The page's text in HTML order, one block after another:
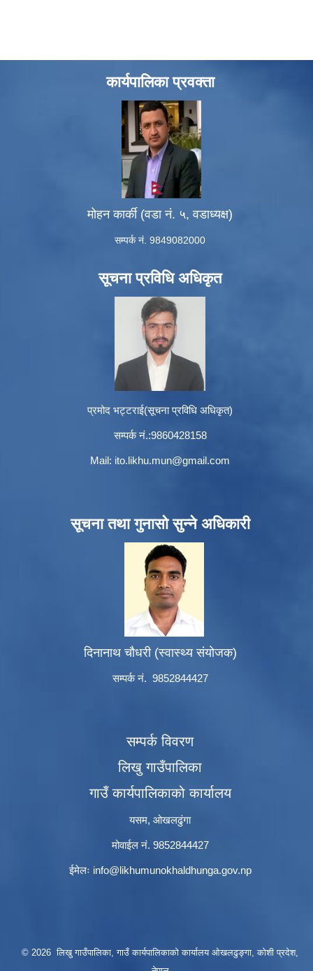
कार्यपालिका प्रवक्ता
मोहन कार्की (वडा नं. ५, वडाध्यक्ष)
सम्पर्क नं. 9849082000
सूचना प्रविधि अधिकृत
प्रमोद भट्टराई(सूचना प्रविधि अधिकृत)
सम्पर्क नं.:9860428158
Mail: ito.likhu.mun@gmail.com
सूचना तथा गुनासो सुन्ने अधिकारी
दिनानाथ चौधरी (स्वास्थ्य संयोजक)
सम्पर्क नं. 9852844427
सम्पर्क विवरण
लिखु गाउँपालिका
गाउँ कार्यपालिकाको कार्यालय
यसम, ओखलढुंगा
मोवाईल नं. 9852844427
ईमेलः info@likhumunokhaldhunga.gov.np
© 2026 लिखु गाउँपालिका, गाउँ कार्यपालिकाको कार्यालय ओखलढुङ्गा, कोशी प्रदेश,